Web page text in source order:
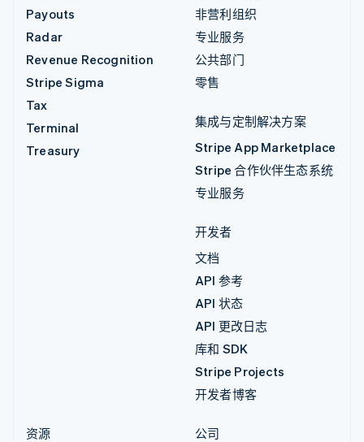
Payouts
Radar
Revenue Recognition
Stripe Sigma
Tax
Terminal
Treasury
非营利组织
专业服务
公共部门
零售
集成与定制解决方案
Stripe App Marketplace
Stripe 合作伙伴生态系统
专业服务
开发者
文档
API 参考
API 状态
API 更改日志
库和 SDK
Stripe Projects
开发者博客
资源
公司